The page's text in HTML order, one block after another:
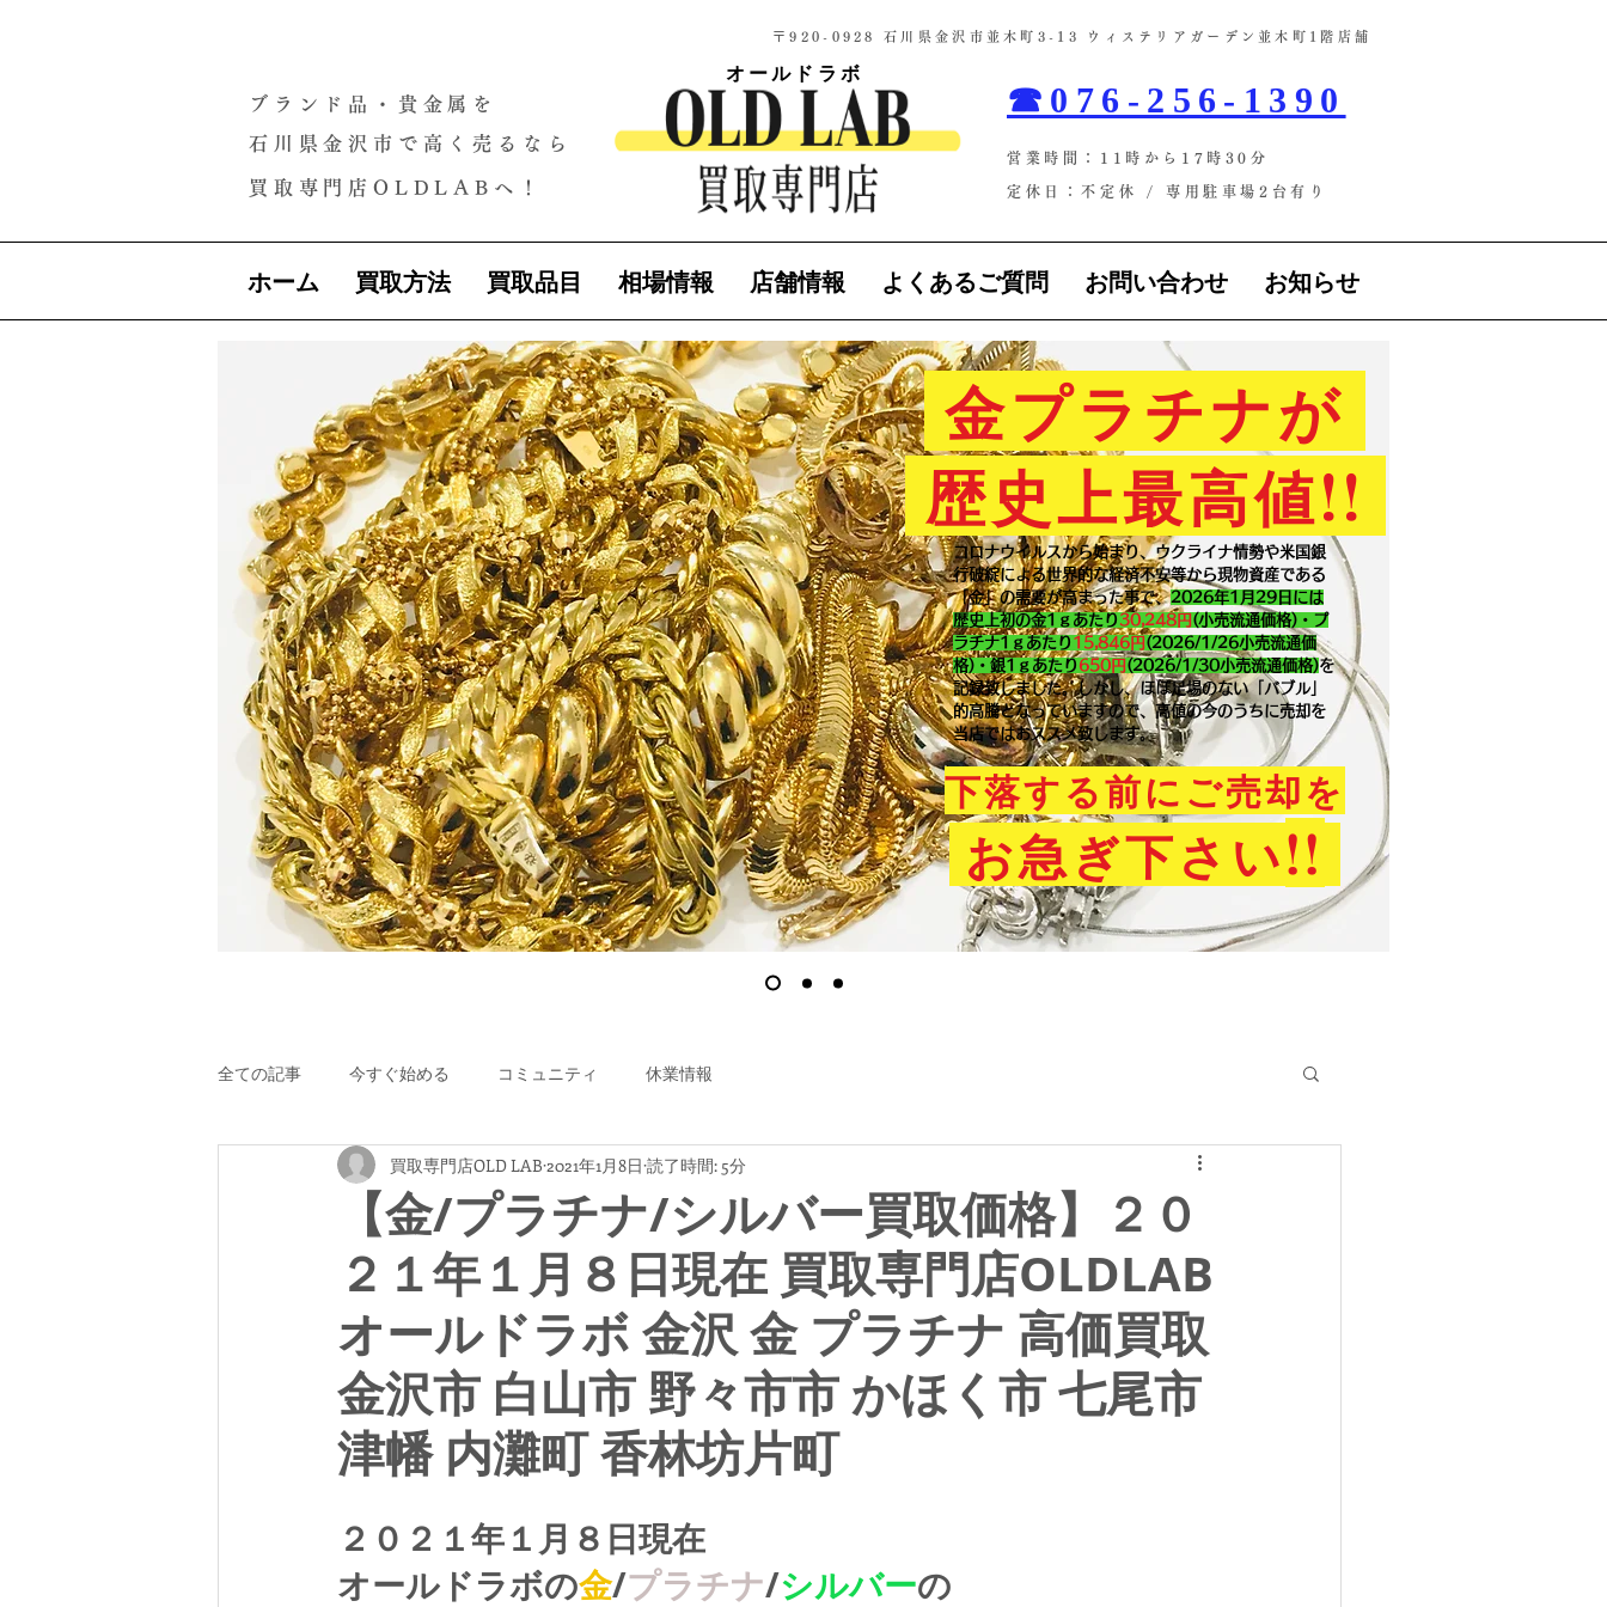
​〒920-0928 石川県金沢市並木町3-13 ウィステリアガーデン並木町1階店舗​
ブランド品・貴金属を
石川県金沢市で高く売るなら
買取専門店OLDLABへ！
オールドラボ
☎076-256-1390
営業時間：11時から17時30分
定休日：不定休 / ​専用駐車場2台有り
ホーム 買取方法 買取品目 相場情報 店舗情報 よくあるご質問 お問い合わせ お知らせ
金プラチナが
歴史上最高値!!
コロナウイルスから始まり、ウクライナ情勢や米国銀
行破綻による世界的な経済不安等から現物資産である
「金」の需要が高まった事で、2026年1月29 日には
歴史上初の金1ｇあたり30,248円 (小売流通価格)・プ
ラチナ1ｇあたり 15,846 円 (2026/1/26小売流通価
格)・銀1ｇあたり 650 円 (2026/1/30小売流通価格)を
記録致しました。​しかし、ほぼ足場のない「バブル」
的高騰となっていますので、高値の今のうちに売却を
当店ではおススメ致します。
下落する前にご売却を
お急ぎ下さい!!
全ての記事 今すぐ始める コミュニティ 休業情報
【金/プラチナ/シルバー買取価格】２０
２１年１月８日現在 買取専門店OLDLAB
オールドラボ 金沢 金 プラチナ 高価買取
金沢市 白山市 野々市市 かほく市 七尾市
津幡 内灘町 香林坊片町
買取専門店OLD LAB 2021年1月8日 読了時間: 5分
２０２１年１月８日現在
オールドラボの金/プラチナ/シルバーの